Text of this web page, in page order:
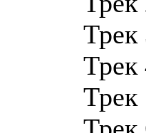
Трек
Трек
Трек